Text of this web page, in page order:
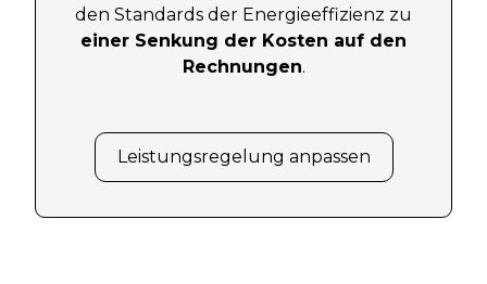
den Standards der Energieeffizienz zu
einer Senkung der Kosten auf den
Rechnungen.
Leistungsregelung anpassen